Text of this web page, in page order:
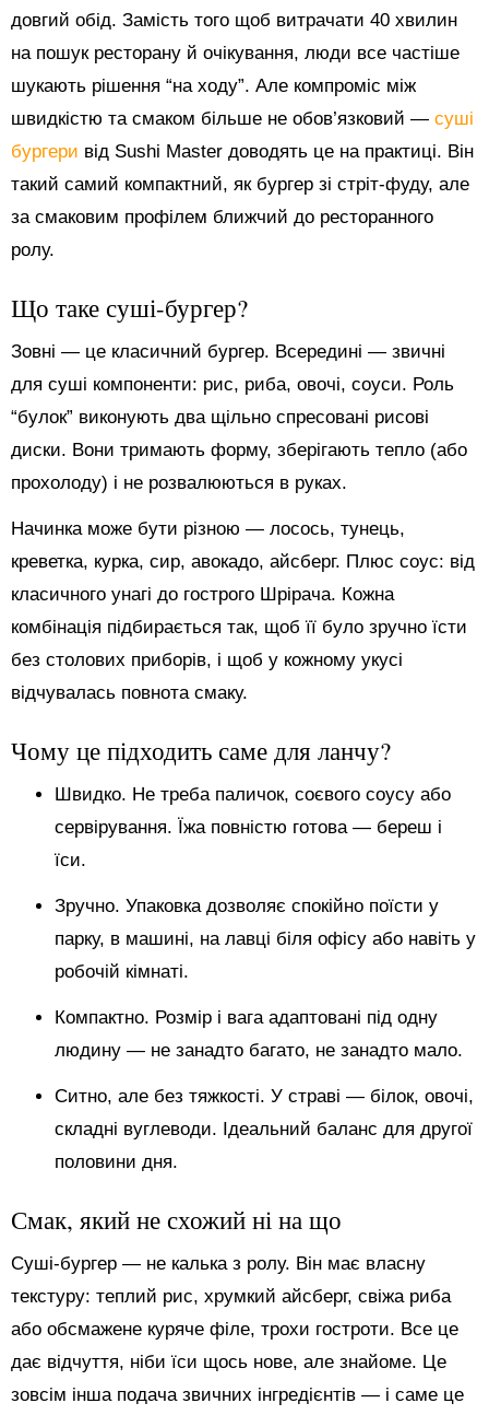
довгий обід. Замість того щоб витрачати 40 хвилин
на пошук ресторану й очікування, люди все частіше
шукають рішення “на ходу”. Але компроміс між
швидкістю та смаком більше не обов’язковий — суші
бургери від Sushi Master доводять це на практиці. Він
такий самий компактний, як бургер зі стріт-фуду, але
за смаковим профілем ближчий до ресторанного
ролу.
Що таке суші-бургер?
Зовні — це класичний бургер. Всередині — звичні
для суші компоненти: рис, риба, овочі, соуси. Роль
“булок” виконують два щільно спресовані рисові
диски. Вони тримають форму, зберігають тепло (або
прохолоду) і не розвалюються в руках.
Начинка може бути різною — лосось, тунець,
креветка, курка, сир, авокадо, айсберг. Плюс соус: від
класичного унагі до гострого Шрірача. Кожна
комбінація підбирається так, щоб її було зручно їсти
без столових приборів, і щоб у кожному укусі
відчувалась повнота смаку.
Чому це підходить саме для ланчу?
Швидко. Не треба паличок, соєвого соусу або
сервірування. Їжа повністю готова — береш і
їси.
Зручно. Упаковка дозволяє спокійно поїсти у
парку, в машині, на лавці біля офісу або навіть у
робочій кімнаті.
Компактно. Розмір і вага адаптовані під одну
людину — не занадто багато, не занадто мало.
Ситно, але без тяжкості. У страві — білок, овочі,
складні вуглеводи. Ідеальний баланс для другої
половини дня.
Смак, який не схожий ні на що
Суші-бургер — не калька з ролу. Він має власну
текстуру: теплий рис, хрумкий айсберг, свіжа риба
або обсмажене куряче філе, трохи гостроти. Все це
дає відчуття, ніби їси щось нове, але знайоме. Це
зовсім інша подача звичних інгредієнтів — і саме це